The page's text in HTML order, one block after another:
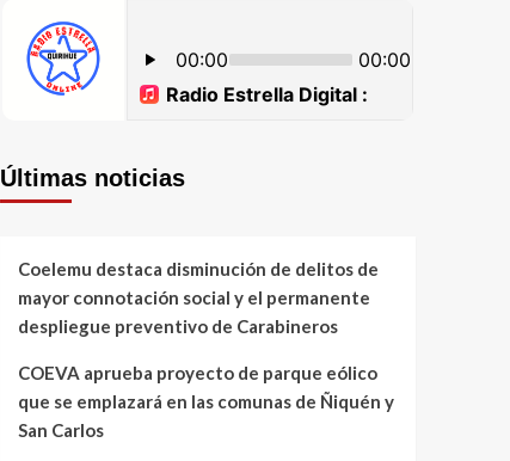
Últimas noticias
Coelemu destaca disminución de delitos de
mayor connotación social y el permanente
despliegue preventivo de Carabineros
COEVA aprueba proyecto de parque eólico
que se emplazará en las comunas de Ñiquén y
San Carlos